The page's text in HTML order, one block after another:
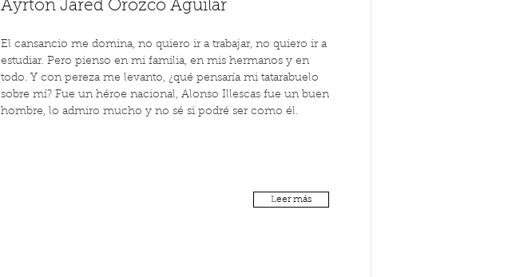
Ayrton Jared Orozco Aguilar
El cansancio me domina, no quiero ir a trabajar, no quiero ir a
estudiar. Pero pienso en mi familia, en mis hermanos y en
todo. Y con pereza me levanto, ¿qué pensaría mi tatarabuelo
sobre mí? Fue un héroe nacional, Alonso Illescas fue un buen
hombre, lo admiro mucho y no sé si podré ser como él.
Leer más